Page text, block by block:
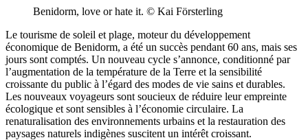
Benidorm, love or hate it. © Kai Försterling
Le tourisme de soleil et plage, moteur du développement
économique de Benidorm, a été un succès pendant 60 ans, mais ses
jours sont comptés. Un nouveau cycle s’annonce, conditionné par
l’augmentation de la température de la Terre et la sensibilité
croissante du public à l’égard des modes de vie sains et durables.
Les nouveaux voyageurs sont soucieux de réduire leur empreinte
écologique et sont sensibles à l’économie circulaire. La
renaturalisation des environnements urbains et la restauration des
paysages naturels indigènes suscitent un intérêt croissant.